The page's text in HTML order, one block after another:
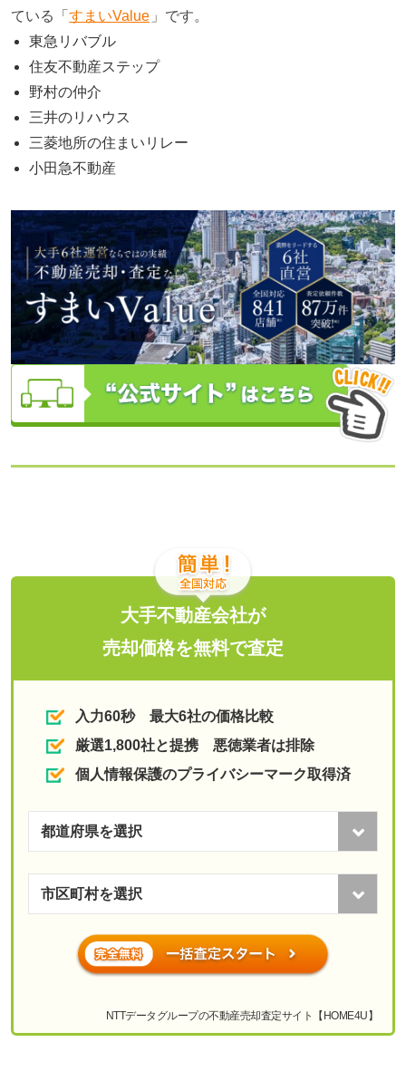
ている「 すまいValue 」です。
東急リバブル
住友不動産ステップ
野村の仲介
三井のリハウス
三菱地所の住まいリレー
小田急不動産
大手不動産会社が
売却価格を無料で査定
入力60秒 最大6社の価格比較
厳選1,800社と提携 悪徳業者は排除
個人情報保護のプライバシーマーク取得済
NTTデータグループの不動産売却査定サイト【HOME4U】